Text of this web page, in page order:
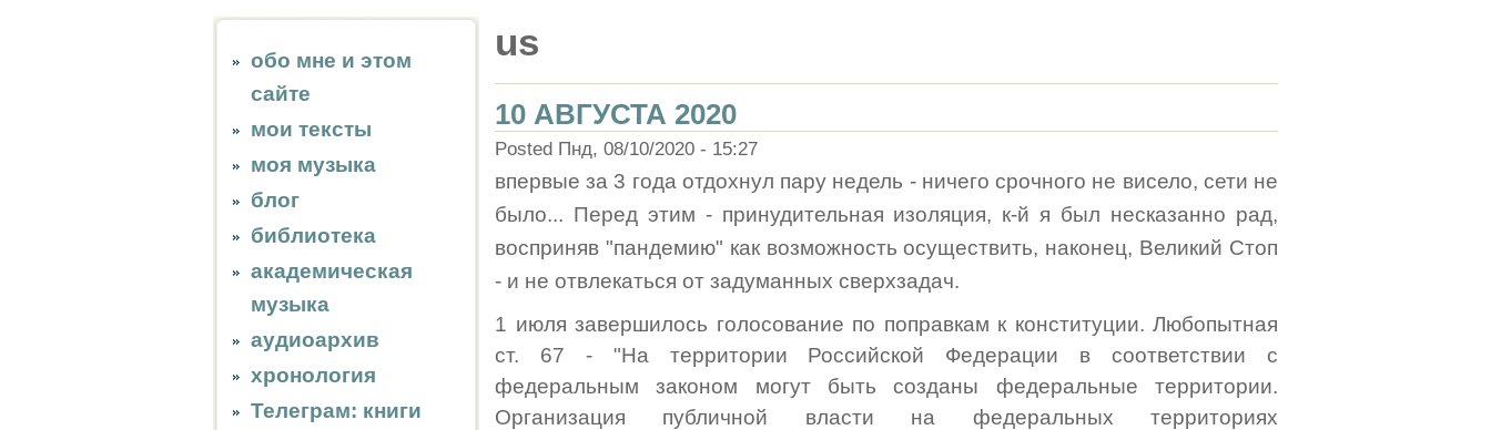
обо мне и этом
сайте
мои тексты
моя музыка
блог
библиотека
академическая
музыка
аудиоархив
хронология
Телеграм: книги
us
10 АВГУСТА 2020
Posted Пнд, 08/10/2020 - 15:27
впервые за 3 года отдохнул пару недель - ничего срочного не висело, сети не
было... Перед этим - принудительная изоляция, к-й я был несказанно рад,
восприняв "пандемию" как возможность осуществить, наконец, Великий Стоп
- и не отвлекаться от задуманных сверхзадач.
1 июля завершилось голосование по поправкам к конституции. Любопытная
ст. 67 - "На территории Российской Федерации в соответствии с
федеральным законом могут быть созданы федеральные территории.
Организация публичной власти на федеральных территориях